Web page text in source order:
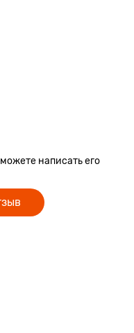
написать его